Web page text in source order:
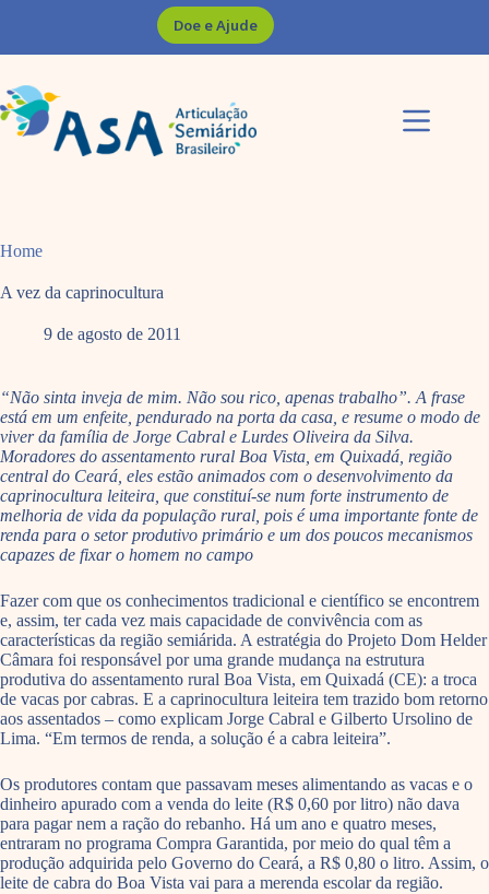
Doe e Ajude
Home
A vez da caprinocultura
9 de agosto de 2011
“Não sinta inveja de mim. Não sou rico, apenas trabalho”. A frase
está em um enfeite, pendurado na porta da casa, e resume o modo de
viver da família de Jorge Cabral e Lurdes Oliveira da Silva.
Moradores do assentamento rural Boa Vista, em Quixadá, região
central do Ceará, eles estão animados com o desenvolvimento da
caprinocultura leiteira, que constituí-se num forte instrumento de
melhoria de vida da população rural, pois é uma importante fonte de
renda para o setor produtivo primário e um dos poucos mecanismos
capazes de fixar o homem no campo
Fazer com que os conhecimentos tradicional e científico se encontrem
e, assim, ter cada vez mais capacidade de convivência com as
características da região semiárida. A estratégia do Projeto Dom Helder
Câmara foi responsável por uma grande mudança na estrutura
produtiva do assentamento rural Boa Vista, em Quixadá (CE): a troca
de vacas por cabras. E a caprinocultura leiteira tem trazido bom retorno
aos assentados – como explicam Jorge Cabral e Gilberto Ursolino de
Lima. “Em termos de renda, a solução é a cabra leiteira”.
Os produtores contam que passavam meses alimentando as vacas e o
dinheiro apurado com a venda do leite (R$ 0,60 por litro) não dava
para pagar nem a ração do rebanho. Há um ano e quatro meses,
entraram no programa Compra Garantida, por meio do qual têm a
produção adquirida pelo Governo do Ceará, a R$ 0,80 o litro. Assim, o
leite de cabra do Boa Vista vai para a merenda escolar da região.